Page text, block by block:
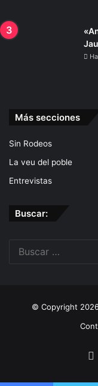
Más secciones
Sin Rodeos
La veu del poble
Entrevistas
Buscar:
© Copyright